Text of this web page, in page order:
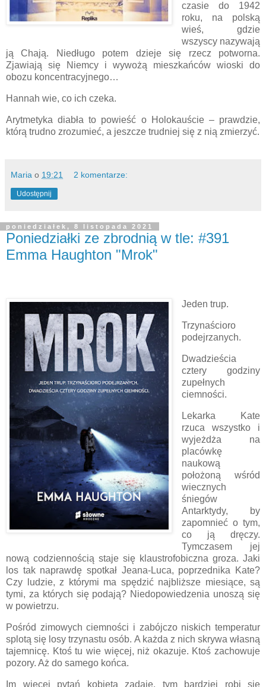
czasie do 1942
roku, na polską
wieś, gdzie
wszyscy nazywają
ją Chają. Niedługo potem dzieje się rzecz potworna.
Zjawiają się Niemcy i wywożą mieszkańców wioski do
obozu koncentracyjnego…
Hannah wie, co ich czeka.
Arytmetyka diabła to powieść o Holokauście – prawdzie,
którą trudno zrozumieć, a jeszcze trudniej się z nią zmierzyć.
Maria o 19:21 2 komentarze:
Udostępnij
poniedziałek, 8 listopada 2021
Poniedziałki ze zbrodnią w tle: #391
Emma Haughton "Mrok"
Jeden trup.
Trzynaścioro
podejrzanych.
Dwadzieścia
cztery godziny
zupełnych
ciemności.
Lekarka Kate
rzuca wszystko i
wyjeżdża na
placówkę
naukową
położoną wśród
wiecznych
śniegów
Antarktydy, by
zapomnieć o tym,
co ją dręczy.
Tymczasem jej
nową codziennością staje się klaustrofobiczna groza. Jaki
los tak naprawdę spotkał Jeana-Luca, poprzednika Kate?
Czy ludzie, z którymi ma spędzić najbliższe miesiące, są
tymi, za których się podają? Niedopowiedzenia unoszą się
w powietrzu.
Pośród zimowych ciemności i zabójczo niskich temperatur
splotą się losy trzynastu osób. A każda z nich skrywa własną
tajemnicę. Ktoś tu wie więcej, niż okazuje. Ktoś zachowuje
pozory. Aż do samego końca.
Im więcej pytań kobieta zadaje, tym bardziej robi się